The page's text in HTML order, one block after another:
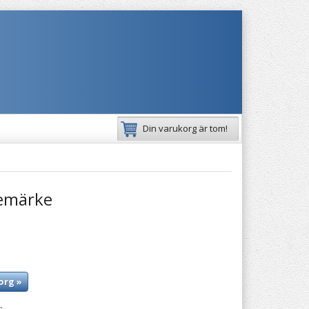
Din varukorg är tom!
»